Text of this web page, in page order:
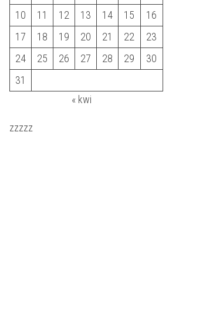
10
11 12 13 14 15
16
17
18 19 20 21 22
23
24
25 26 27 28 29
30
31
« kwi
zzzzz